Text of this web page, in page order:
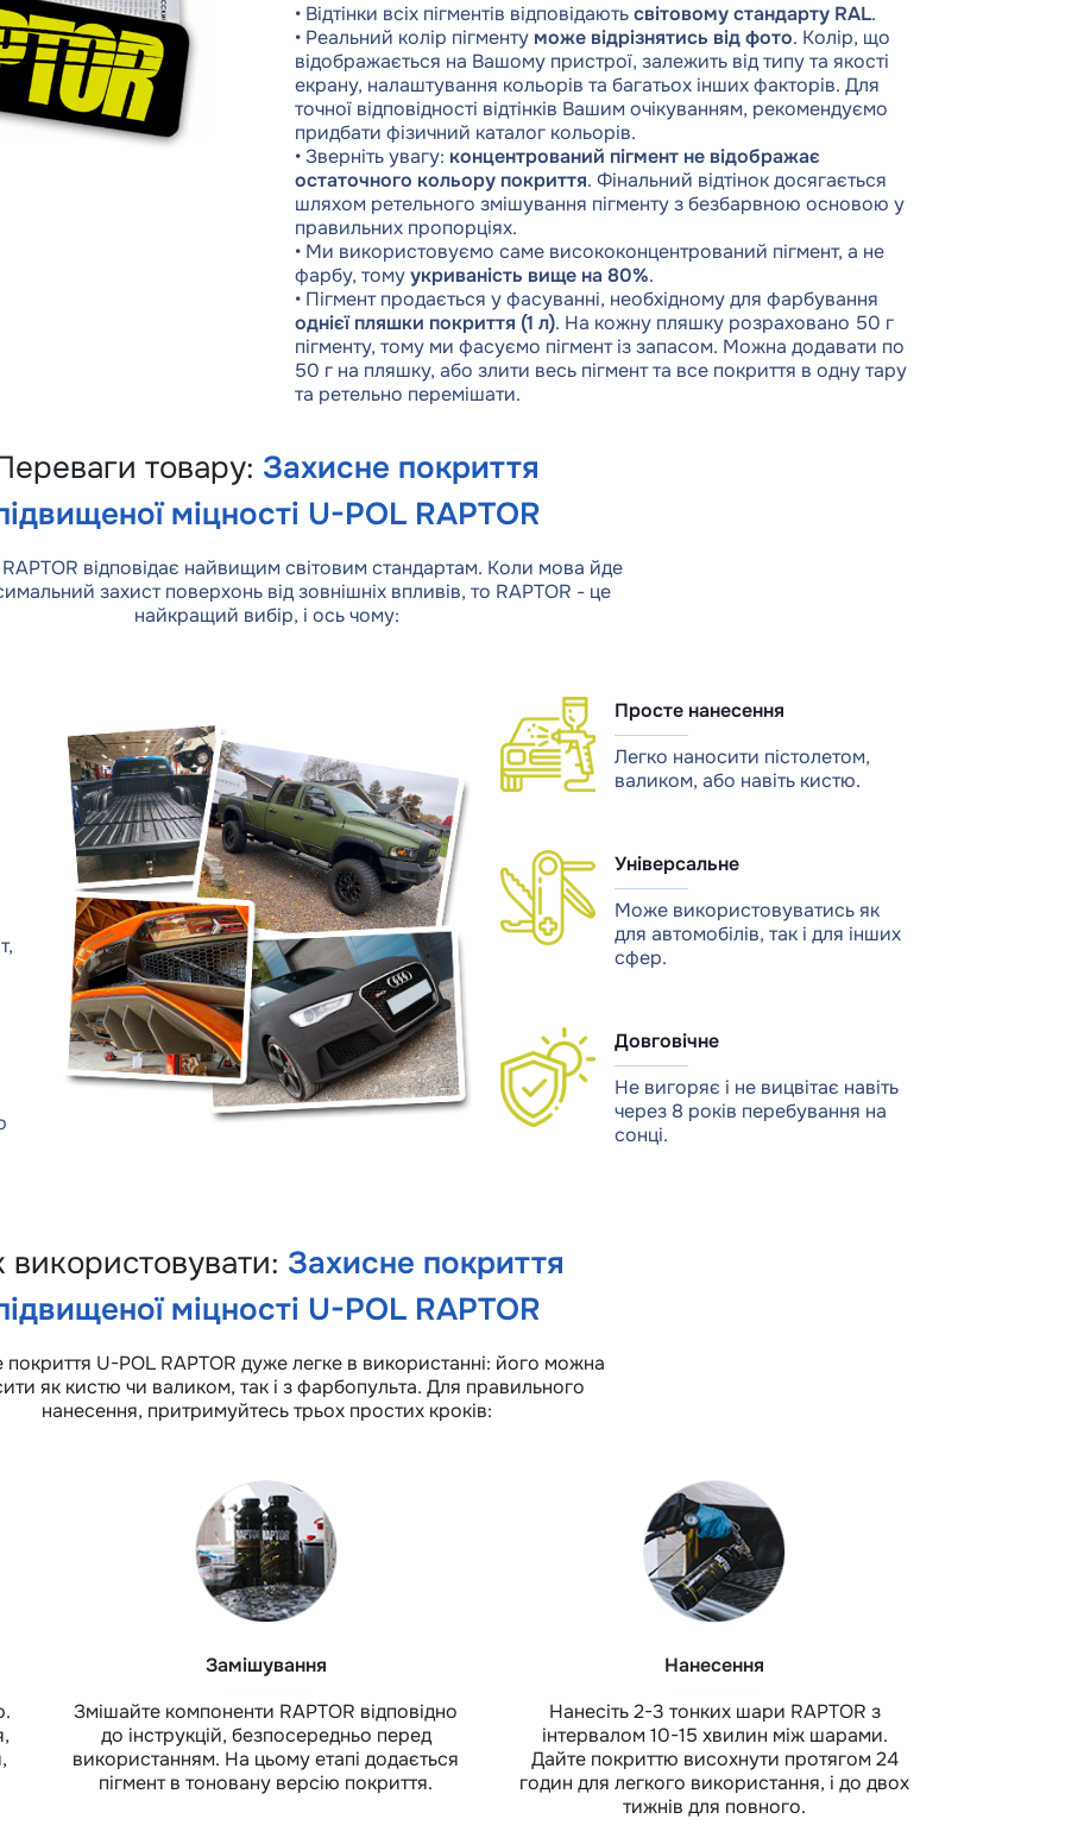
• Відтінки всіх пігментів відповідаютьсвітовому стандарту RAL.
• Реальний колір пігменту може відрізнятись від фото. Колір, що
відображається на Вашому пристрої, залежить від типу та якості
екрану, налаштування кольорів та багатьох інших факторів. Для
точної відповідності відтінків Вашим очікуванням, рекомендуємо
придбати фізичний каталог кольорів.
• Зверніть увагу: концентрований пігмент не відображає
остаточного кольору покриття. Фінальний відтінок досягається
шляхом ретельного змішування пігменту з безбарвною основою у
правильних пропорціях.
• Ми використовуємо саме висококонцентрований пігмент, а не
фарбу, томуукриваність вище на 80%.
• Пігмент продається у фасуванні, необхідному для фарбування
однієї пляшки покриття (1 л). На кожну пляшку розраховано 50 г
пігменту, тому ми фасуємо пігмент із запасом. Можна додавати по
50 г на пляшку, або злити весь пігмент та все покриття в одну тару
та ретельно перемішати.
товару: Захисне покриття
міцності U-POL RAPTOR
відповідає найвищим світовим стандартам. Коли мова йде
захист поверхонь від зовнішніх впливів, то RAPTOR - це
найкращий вибір, і ось чому:
Просте нанесення
Легко наносити пістолетом,
валиком, або навіть кистю.
Універсальне
Може використовуватись як
для автомобілів, так і для інших
сфер.
Довговічне
Не вигоряє і не вицвітає навіть
через 8 років перебування на
сонці.
використовувати: Захисне покриття
міцності U-POL RAPTOR
покриття U-POL RAPTOR дуже легке в використанні: його можна
як кистю чи валиком, так і з фарбопульта. Для правильного
нанесення, притримуйтесь трьох простих кроків:
Замішування
Змішайте компоненти RAPTOR відповідно
до інструкцій, безпосередньо перед
використанням. На цьому етапі додається
пігмент в тоновану версію покриття.
Нанесення
Нанесіть 2-3 тонких шари RAPTOR з
інтервалом 10-15 хвилин між шарами.
Дайте покриттю висохнути протягом 24
годин для легкого використання, і до двох
тижнів для повного.